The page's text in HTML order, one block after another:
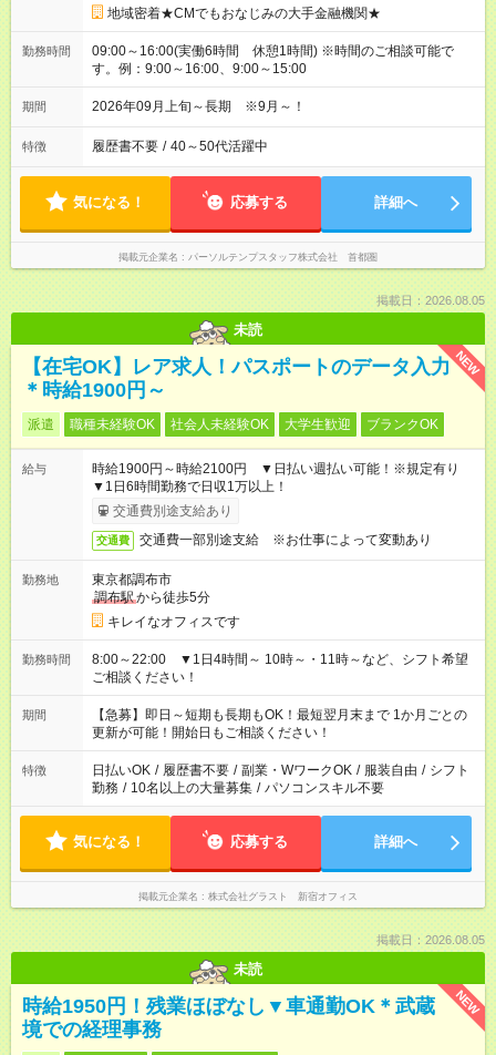
地域密着★CMでもおなじみの大手金融機関★
勤務時間
09:00～16:00(実働6時間 休憩1時間) ※時間のご相談可能で
す。例：9:00～16:00、9:00～15:00
期間 2026年09月上旬～長期 ※9月～！
特徴 履歴書不要 / 40～50代活躍中
気になる！ 応募する 詳細へ
掲載元企業名 パーソルテンプスタッフ株式会社 首都圏
掲載日：2026.08.05
未読
NEW
【在宅OK】レア求人！パスポートのデータ入力
＊時給1900円～
派遣 職種未経験OK 社会人未経験OK 大学生歓迎 ブランクOK
給与
時給1900円～時給2100円 ▼日払い週払い可能！※規定有り
▼1日6時間勤務で日収1万以上！
交通費別途支給あり
交通費 交通費一部別途支給 ※お仕事によって変動あり
勤務地
東京都調布市
調布駅から徒歩5分
キレイなオフィスです
勤務時間
8:00～22:00 ▼1日4時間～ 10時～・11時～など、シフト希望
ご相談ください！
期間
【急募】即日～短期も長期もOK！最短翌月末まで 1か月ごとの
更新が可能！開始日もご相談ください！
特徴 日払いOK / 履歴書不要 / 副業・WワークOK / 服装自由 / シフト
勤務 / 10名以上の大量募集 / パソコンスキル不要
気になる！ 応募する 詳細へ
掲載元企業名 株式会社グラスト 新宿オフィス
掲載日：2026.08.05
未読
NEW
時給1950円！残業ほぼなし▼車通勤OK＊武蔵
境での経理事務